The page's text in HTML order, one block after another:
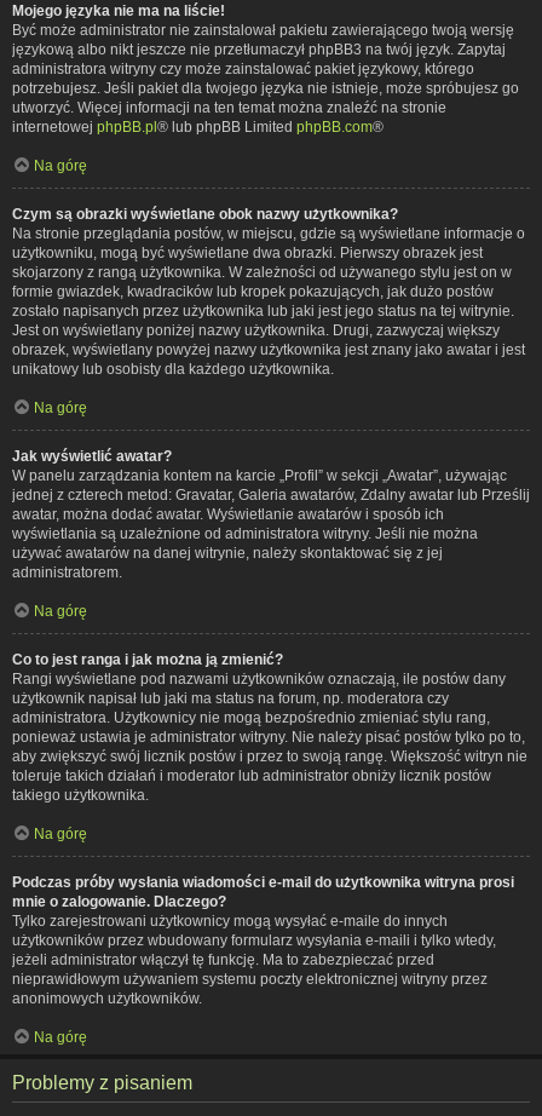
Mojego języka nie ma na liście!
Być może administrator nie zainstalował pakietu zawierającego twoją wersję
językową albo nikt jeszcze nie przetłumaczył phpBB3 na twój język. Zapytaj
administratora witryny czy może zainstalować pakiet językowy, którego
potrzebujesz. Jeśli pakiet dla twojego języka nie istnieje, może spróbujesz go
utworzyć. Więcej informacji na ten temat można znaleźć na stronie
internetowej phpBB.pl® lub phpBB Limited phpBB.com®
Na górę
Czym są obrazki wyświetlane obok nazwy użytkownika?
Na stronie przeglądania postów, w miejscu, gdzie są wyświetlane informacje o
użytkowniku, mogą być wyświetlane dwa obrazki. Pierwszy obrazek jest
skojarzony z rangą użytkownika. W zależności od używanego stylu jest on w
formie gwiazdek, kwadracików lub kropek pokazujących, jak dużo postów
zostało napisanych przez użytkownika lub jaki jest jego status na tej witrynie.
Jest on wyświetlany poniżej nazwy użytkownika. Drugi, zazwyczaj większy
obrazek, wyświetlany powyżej nazwy użytkownika jest znany jako awatar i jest
unikatowy lub osobisty dla każdego użytkownika.
Na górę
Jak wyświetlić awatar?
W panelu zarządzania kontem na karcie „Profil” w sekcji „Awatar”, używając
jednej z czterech metod: Gravatar, Galeria awatarów, Zdalny awatar lub Prześlij
awatar, można dodać awatar. Wyświetlanie awatarów i sposób ich
wyświetlania są uzależnione od administratora witryny. Jeśli nie można
używać awatarów na danej witrynie, należy skontaktować się z jej
administratorem.
Na górę
Co to jest ranga i jak można ją zmienić?
Rangi wyświetlane pod nazwami użytkowników oznaczają, ile postów dany
użytkownik napisał lub jaki ma status na forum, np. moderatora czy
administratora. Użytkownicy nie mogą bezpośrednio zmieniać stylu rang,
ponieważ ustawia je administrator witryny. Nie należy pisać postów tylko po to,
aby zwiększyć swój licznik postów i przez to swoją rangę. Większość witryn nie
toleruje takich działań i moderator lub administrator obniży licznik postów
takiego użytkownika.
Na górę
Podczas próby wysłania wiadomości e-mail do użytkownika witryna prosi
mnie o zalogowanie. Dlaczego?
Tylko zarejestrowani użytkownicy mogą wysyłać e-maile do innych
użytkowników przez wbudowany formularz wysyłania e-maili i tylko wtedy,
jeżeli administrator włączył tę funkcję. Ma to zabezpieczać przed
nieprawidłowym używaniem systemu poczty elektronicznej witryny przez
anonimowych użytkowników.
Na górę
Problemy z pisaniem